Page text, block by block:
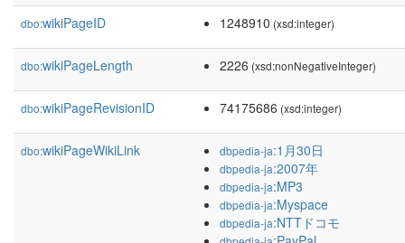
dbo:wikiPageID 1248910 (xsd:integer)
dbo:wikiPageLength 2226 (xsd:nonNegativeInteger)
dbo:wikiPageRevisionID 74175686 (xsd:integer)
dbo:wikiPageWikiLink dbpedia-ja:1月30日
dbpedia-ja:2007年
dbpedia-ja:MP3
dbpedia-ja:Myspace
dbpedia-ja:NTTドコモ